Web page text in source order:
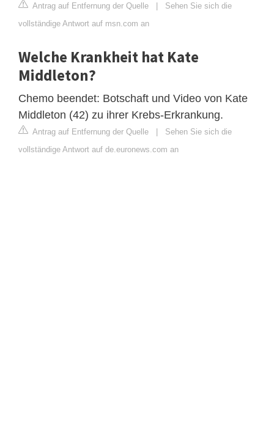
Antrag auf Entfernung der Quelle | Sehen Sie sich die
vollständige Antwort auf msn.com an
Welche Krankheit hat Kate
Middleton?
Chemo beendet: Botschaft und Video von Kate
Middleton (42) zu ihrer Krebs-Erkrankung.
Antrag auf Entfernung der Quelle | Sehen Sie sich die
vollständige Antwort auf de.euronews.com an